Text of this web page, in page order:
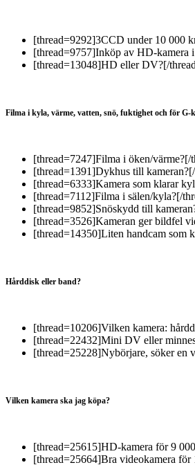
[thread=9292]3CCD under 10 000
[thread=9757]Inköp av HD-kamera
[thread=13048]HD eller DV?[/
Filma i kyla, värme, vatten, snö, fuktighet och för G-
[thread=7247]Filma i öken/värme?[/
[thread=1391]Dykhus till
[thread=6333]Kamera som klarar
[thread=7112]Filma i sälen/kyla?[/
[thread=9852]Snöskydd till
[thread=3526]Kameran ger bildfel
[thread=14350]Liten handcam som
Hårddisk eller band?
[thread=10206]Vilken kamera:
[thread=22432]Mini DV eller
[thread=25228]Nybörjare, söker en
Vilken kamera ska jag köpa?
[thread=25615]HD-kamera för 9
[thread=25664]Bra videokamera för